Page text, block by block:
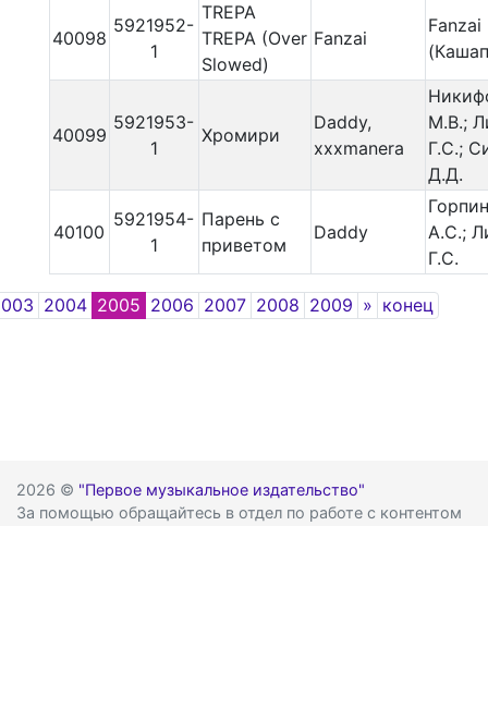
40098
5921952-
1
TREPA
TREPA (Over
Slowed)
Fanzai
Fanzai
40099
5921953-
1
Хромири
Daddy,
xxxmanera
М.В.;
Г.С.;
Д.Д.
40100
5921954-
1
Парень с
приветом
Daddy
А.С.;
Г.С.
2004 2005 2006 2007 2008 2009 » Next
конец
2026 © "Первое музыкальное издательство"
За помощью обращайтесь в отдел по работе с контентом